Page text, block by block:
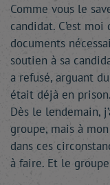
Comme vous le
candidat. C’est
documents
soutien à sa
a refusé, arguant
était déjà en prison.
Dès le lendemain,
groupe, mais à
dans ces
à faire. Et le